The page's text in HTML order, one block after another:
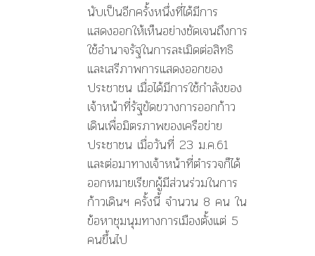
นับเป็นอีกครั้งหนึ่งที่ได้มีการ
แสดงออกให้เห็นอย่างชัดเจนถึงการ
ใช้อำนาจรัฐในการละเมิดต่อสิทธิ
และเสรีภาพการแสดงออกของ
ประชาชน เมื่อได้มีการใช้กำลังของ
เจ้าหน้าที่รัฐขัดขวางการออกก้าว
เดินเพื่อมิตรภาพของเครือข่าย
ประชาชน เมื่อวันที่ 23 ม.ค.61
และต่อมาทางเจ้าหน้าที่ตำรวจก็ได้
ออกหมายเรียกผู้มีส่วนร่วมในการ
ก้าวเดินฯ ครั้งนี้ จำนวน 8 คน ใน
ข้อหาชุมนุมทางการเมืองตั้งแต่ 5
คนขึ้นไป